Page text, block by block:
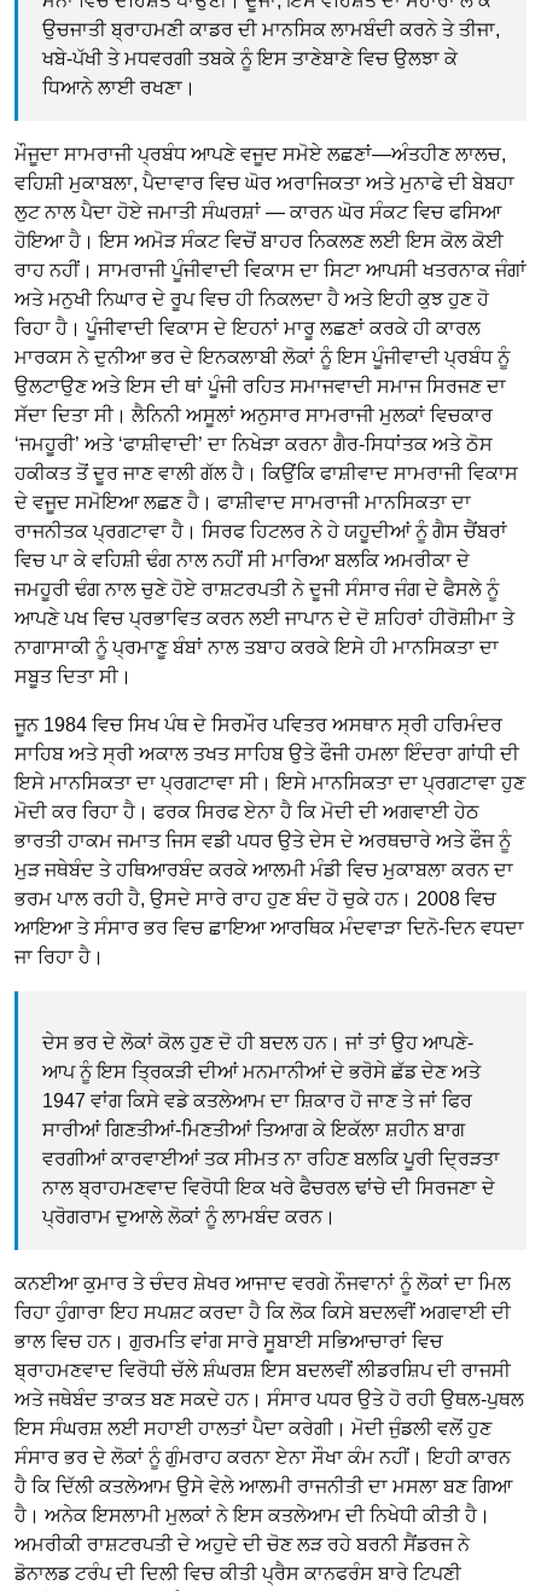
ਉਚਜਾਤੀ ਬ੍ਰਾਹਮਣੀ ਕਾਡਰ ਦੀ ਮਾਨਸਿਕ ਲਾਮਬੰਦੀ ਕਰਨੇ ਤੇ ਤੀਜਾ,
ਖਬੇ-ਪੱਖੀ ਤੇ ਮਧਵਰਗੀ ਤਬਕੇ ਨੂੰ ਇਸ ਤਾਣੇਬਾਣੇ ਵਿਚ ਉਲਝਾ ਕੇ
ਧਿਆਨੇ ਲਾਈ ਰਖਣਾ।
ਮੌਜੂਦਾ ਸਾਮਰਾਜੀ ਪ੍ਰਬੰਧ ਆਪਣੇ ਵਜੂਦ ਸਮੋਏ ਲਛਣਾਂ—ਅੰਤਹੀਣ ਲਾਲਚ,
ਵਹਿਸ਼ੀ ਮੁਕਾਬਲਾ, ਪੈਦਾਵਾਰ ਵਿਚ ਘੋਰ ਅਰਾਜਿਕਤਾ ਅਤੇ ਮੁਨਾਫੇ ਦੀ ਬੇਬਹਾ
ਲੁਟ ਨਾਲ ਪੈਦਾ ਹੋਏ ਜਮਾਤੀ ਸੰਘਰਸ਼ਾਂ — ਕਾਰਨ ਘੋਰ ਸੰਕਟ ਵਿਚ ਫਸਿਆ
ਹੋਇਆ ਹੈ। ਇਸ ਅਮੋੜ ਸੰਕਟ ਵਿਚੋਂ ਬਾਹਰ ਨਿਕਲਣ ਲਈ ਇਸ ਕੋਲ ਕੋਈ
ਰਾਹ ਨਹੀਂ। ਸਾਮਰਾਜੀ ਪੂੰਜੀਵਾਦੀ ਵਿਕਾਸ ਦਾ ਸਿਟਾ ਆਪਸੀ ਖਤਰਨਾਕ ਜੰਗਾਂ
ਅਤੇ ਮਨੁਖੀ ਨਿਘਾਰ ਦੇ ਰੂਪ ਵਿਚ ਹੀ ਨਿਕਲਦਾ ਹੈ ਅਤੇ ਇਹੀ ਕੁਝ ਹੁਣ ਹੋ
ਰਿਹਾ ਹੈ। ਪੂੰਜੀਵਾਦੀ ਵਿਕਾਸ ਦੇ ਇਹਨਾਂ ਮਾਰੂ ਲਛਣਾਂ ਕਰਕੇ ਹੀ ਕਾਰਲ
ਮਾਰਕਸ ਨੇ ਦੁਨੀਆ ਭਰ ਦੇ ਇਨਕਲਾਬੀ ਲੋਕਾਂ ਨੂੰ ਇਸ ਪੂੰਜੀਵਾਦੀ ਪ੍ਰਬੰਧ ਨੂੰ
ਉਲਟਾਉਣ ਅਤੇ ਇਸ ਦੀ ਥਾਂ ਪੂੰਜੀ ਰਹਿਤ ਸਮਾਜਵਾਦੀ ਸਮਾਜ ਸਿਰਜਣ ਦਾ
ਸੱਦਾ ਦਿਤਾ ਸੀ। ਲੈਨਿਨੀ ਅਸੂਲਾਂ ਅਨੁਸਾਰ ਸਾਮਰਾਜੀ ਮੁਲਕਾਂ ਵਿਚਕਾਰ
‘ਜਮਹੂਰੀ’ ਅਤੇ ‘ਫਾਸ਼ੀਵਾਦੀ’ ਦਾ ਨਿਖੇੜਾ ਕਰਨਾ ਗੈਰ-ਸਿਧਾਂਤਕ ਅਤੇ ਠੋਸ
ਹਕੀਕਤ ਤੋਂ ਦੂਰ ਜਾਣ ਵਾਲੀ ਗੱਲ ਹੈ। ਕਿਉਂਕਿ ਫਾਸ਼ੀਵਾਦ ਸਾਮਰਾਜੀ ਵਿਕਾਸ
ਦੇ ਵਜੂਦ ਸਮੋਇਆ ਲਛਣ ਹੈ। ਫਾਸ਼ੀਵਾਦ ਸਾਮਰਾਜੀ ਮਾਨਸਿਕਤਾ ਦਾ
ਰਾਜਨੀਤਕ ਪ੍ਰਗਟਾਵਾ ਹੈ। ਸਿਰਫ ਹਿਟਲਰ ਨੇ ਹੇ ਯਹੂਦੀਆਂ ਨੂੰ ਗੈਸ ਚੈਂਬਰਾਂ
ਵਿਚ ਪਾ ਕੇ ਵਹਿਸ਼ੀ ਢੰਗ ਨਾਲ ਨਹੀਂ ਸੀ ਮਾਰਿਆ ਬਲਕਿ ਅਮਰੀਕਾ ਦੇ
ਜਮਹੂਰੀ ਢੰਗ ਨਾਲ ਚੁਣੇ ਹੋਏ ਰਾਸ਼ਟਰਪਤੀ ਨੇ ਦੂਜੀ ਸੰਸਾਰ ਜੰਗ ਦੇ ਫੈਸਲੇ ਨੂੰ
ਆਪਣੇ ਪਖ ਵਿਚ ਪ੍ਰਭਾਵਿਤ ਕਰਨ ਲਈ ਜਾਪਾਨ ਦੇ ਦੋ ਸ਼ਹਿਰਾਂ ਹੀਰੋਸ਼ੀਮਾ ਤੇ
ਨਾਗਾਸਾਕੀ ਨੂੰ ਪ੍ਰਮਾਣੂ ਬੰਬਾਂ ਨਾਲ ਤਬਾਹ ਕਰਕੇ ਇਸੇ ਹੀ ਮਾਨਸਿਕਤਾ ਦਾ
ਸਬੂਤ ਦਿਤਾ ਸੀ।
ਜੂਨ 1984 ਵਿਚ ਸਿਖ ਪੰਥ ਦੇ ਸਿਰਮੌਰ ਪਵਿਤਰ ਅਸਥਾਨ ਸ੍ਰੀ ਹਰਿਮੰਦਰ
ਸਾਹਿਬ ਅਤੇ ਸ੍ਰੀ ਅਕਾਲ ਤਖਤ ਸਾਹਿਬ ਉਤੇ ਫੌਜੀ ਹਮਲਾ ਇੰਦਰਾ ਗਾਂਧੀ ਦੀ
ਇਸੇ ਮਾਨਸਿਕਤਾ ਦਾ ਪ੍ਰਗਟਾਵਾ ਸੀ। ਇਸੇ ਮਾਨਸਿਕਤਾ ਦਾ ਪ੍ਰਗਟਾਵਾ ਹੁਣ
ਮੋਦੀ ਕਰ ਰਿਹਾ ਹੈ। ਫਰਕ ਸਿਰਫ ਏਨਾ ਹੈ ਕਿ ਮੋਦੀ ਦੀ ਅਗਵਾਈ ਹੇਠ
ਭਾਰਤੀ ਹਾਕਮ ਜਮਾਤ ਜਿਸ ਵਡੀ ਪਧਰ ਉਤੇ ਦੇਸ ਦੇ ਅਰਥਚਾਰੇ ਅਤੇ ਫੌਜ ਨੂੰ
ਮੁੜ ਜਥੇਬੰਦ ਤੇ ਹਥਿਆਰਬੰਦ ਕਰਕੇ ਆਲਮੀ ਮੰਡੀ ਵਿਚ ਮੁਕਾਬਲਾ ਕਰਨ ਦਾ
ਭਰਮ ਪਾਲ ਰਹੀ ਹੈ, ਉਸਦੇ ਸਾਰੇ ਰਾਹ ਹੁਣ ਬੰਦ ਹੋ ਚੁਕੇ ਹਨ। 2008 ਵਿਚ
ਆਇਆ ਤੇ ਸੰਸਾਰ ਭਰ ਵਿਚ ਛਾਇਆ ਆਰਥਿਕ ਮੰਦਵਾੜਾ ਦਿਨੋ-ਦਿਨ ਵਧਦਾ
ਜਾ ਰਿਹਾ ਹੈ।
ਦੇਸ ਭਰ ਦੇ ਲੋਕਾਂ ਕੋਲ ਹੁਣ ਦੋ ਹੀ ਬਦਲ ਹਨ। ਜਾਂ ਤਾਂ ਉਹ ਆਪਣੇ-
ਆਪ ਨੂੰ ਇਸ ਤ੍ਰਿਕੜੀ ਦੀਆਂ ਮਨਮਾਨੀਆਂ ਦੇ ਭਰੋਸੇ ਛੱਡ ਦੇਣ ਅਤੇ
1947 ਵਾਂਗ ਕਿਸੇ ਵਡੇ ਕਤਲੇਆਮ ਦਾ ਸ਼ਿਕਾਰ ਹੋ ਜਾਣ ਤੇ ਜਾਂ ਫਿਰ
ਸਾਰੀਆਂ ਗਿਣਤੀਆਂ-ਮਿਣਤੀਆਂ ਤਿਆਗ ਕੇ ਇਕੱਲਾ ਸ਼ਹੀਨ ਬਾਗ
ਵਰਗੀਆਂ ਕਾਰਵਾਈਆਂ ਤਕ ਸੀਮਤ ਨਾ ਰਹਿਣ ਬਲਕਿ ਪੂਰੀ ਦ੍ਰਿੜਤਾ
ਨਾਲ ਬ੍ਰਾਹਮਣਵਾਦ ਵਿਰੋਧੀ ਇਕ ਖਰੇ ਫੈਚਰਲ ਢਾਂਚੇ ਦੀ ਸਿਰਜਣਾ ਦੇ
ਪ੍ਰੋਗਰਾਮ ਦੁਆਲੇ ਲੋਕਾਂ ਨੂੰ ਲਾਮਬੰਦ ਕਰਨ।
ਕਨਈਆ ਕੁਮਾਰ ਤੇ ਚੰਦਰ ਸ਼ੇਖਰ ਆਜਾਦ ਵਰਗੇ ਨੌਜਵਾਨਾਂ ਨੂੰ ਲੋਕਾਂ ਦਾ ਮਿਲ
ਰਿਹਾ ਹੁੰਗਾਰਾ ਇਹ ਸਪਸ਼ਟ ਕਰਦਾ ਹੈ ਕਿ ਲੋਕ ਕਿਸੇ ਬਦਲਵੀਂ ਅਗਵਾਈ ਦੀ
ਭਾਲ ਵਿਚ ਹਨ। ਗੁਰਮਤਿ ਵਾਂਗ ਸਾਰੇ ਸੂਬਾਈ ਸਭਿਆਚਾਰਾਂ ਵਿਚ
ਬ੍ਰਾਹਮਣਵਾਦ ਵਿਰੋਧੀ ਚੱਲੇ ਸ਼ੰਘਰਸ਼ ਇਸ ਬਦਲਵੀਂ ਲੀਡਰਸ਼ਿਪ ਦੀ ਰਾਜਸੀ
ਅਤੇ ਜਥੇਬੰਦ ਤਾਕਤ ਬਣ ਸਕਦੇ ਹਨ। ਸੰਸਾਰ ਪਧਰ ਉਤੇ ਹੋ ਰਹੀ ਉਥਲ-ਪੁਥਲ
ਇਸ ਸੰਘਰਸ਼ ਲਈ ਸਹਾਈ ਹਾਲਤਾਂ ਪੈਦਾ ਕਰੇਗੀ। ਮੋਦੀ ਜੁੰਡਲੀ ਵਲੋਂ ਹੁਣ
ਸੰਸਾਰ ਭਰ ਦੇ ਲੋਕਾਂ ਨੂੰ ਗੁੰਮਰਾਹ ਕਰਨਾ ਏਨਾ ਸੌਖਾ ਕੰਮ ਨਹੀਂ। ਇਹੀ ਕਾਰਨ
ਹੈ ਕਿ ਦਿੱਲੀ ਕਤਲੇਆਮ ਉਸੇ ਵੇਲੇ ਆਲਮੀ ਰਾਜਨੀਤੀ ਦਾ ਮਸਲਾ ਬਣ ਗਿਆ
ਹੈ। ਅਨੇਕ ਇਸਲਾਮੀ ਮੁਲਕਾਂ ਨੇ ਇਸ ਕਤਲੇਆਮ ਦੀ ਨਿਖੇਧੀ ਕੀਤੀ ਹੈ।
ਅਮਰੀਕੀ ਰਾਸ਼ਟਰਪਤੀ ਦੇ ਅਹੁਦੇ ਦੀ ਚੋਣ ਲੜ ਰਹੇ ਬਰਨੀ ਸੈਂਡਰਜ ਨੇ
ਡੋਨਾਲਡ ਟਰੰਪ ਦੀ ਦਿਲੀ ਵਿਚ ਕੀਤੀ ਪ੍ਰੈਸ ਕਾਨਫਰੰਸ ਬਾਰੇ ਟਿਪਣੀ